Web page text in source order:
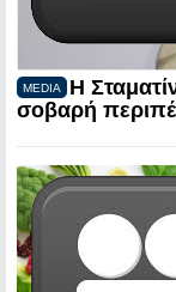
MEDIA
Η
σοβαρή